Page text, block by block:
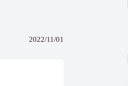
2022/11/01